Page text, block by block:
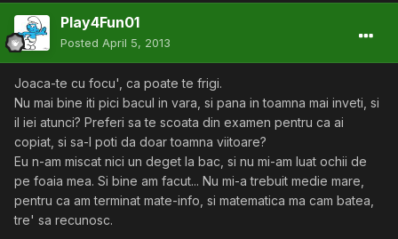
Play4Fun01
Posted April 5, 2013
Joaca-te cu focu', ca poate te frigi.
Nu mai bine iti pici bacul in vara, si pana in toamna mai inveti, si
il iei atunci? Preferi sa te scoata din examen pentru ca ai
copiat, si sa-l poti da doar toamna viitoare?
Eu n-am miscat nici un deget la bac, si nu mi-am luat ochii de
pe foaia mea. Si bine am facut... Nu mi-a trebuit medie mare,
pentru ca am terminat mate-info, si matematica ma cam batea,
tre' sa recunosc.